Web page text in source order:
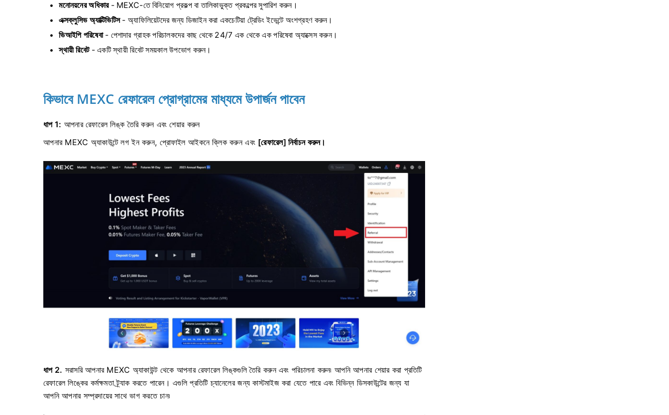
মনোনয়নের অধিকার- MEXC-তে বিনিয়োগ প্রকল্প বা তালিকাভুক্ত প্রকল্পের সুপারিশ করুন।
এক্সক্লুসিভ অ্যাক্টিভিটিস- অ্যাফিলিয়েটদের জন্য ডিজাইন করা একচেটিয়া ট্রেডিং ইভেন্টে অংশগ্রহণ করুন।
ভিআইপি পরিষেবা- পেশাদার গ্রাহক পরিচালকদের কাছ থেকে 24/7 এক থেকে এক পরিষেবা অ্যাক্সেস করুন।
স্থায়ী রিবেট- একটি স্থায়ী রিবেট সময়কাল উপভোগ করুন।
কিভাবে MEXC রেফারেল প্রোগ্রামের মাধ্যমে উপার্জন পাবেন
ধাপ 1: আপনার রেফারেল লিঙ্ক তৈরি করুন এবং শেয়ার করুন
আপনার MEXC অ্যাকাউন্টে লগ ইন করুন, প্রোফাইল আইকনে ক্লিক করুন এবং [রেফারেল] নির্বাচন করুন।
ধাপ 2. সরাসরি আপনার MEXC অ্যাকাউন্ট থেকে আপনার রেফারেল লিঙ্কগুলি তৈরি করুন এবং পরিচালনা করুন৷আপনি আপনার শেয়ার করা প্রতিটি
রেফারেল লিঙ্কের কর্মক্ষমতা ট্র্যাক করতে পারেন।এগুলি প্রতিটি চ্যানেলের জন্য কাস্টমাইজ করা যেতে পারে এবং বিভিন্ন ডিসকাউন্টের জন্য যা
আপনি আপনার সম্প্রদায়ের সাথে ভাগ করতে চান৷